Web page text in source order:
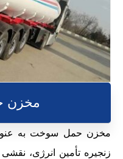
مخزن
مخزن حمل سوخت به
زنجیره تأمین انرژی،